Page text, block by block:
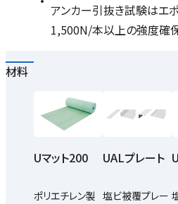
アンカー引抜き試験はエ
1,500N/本以上の強度確
材料
Uマット200
ポリエチレン製
UALプレート
塩ビ被覆プレー